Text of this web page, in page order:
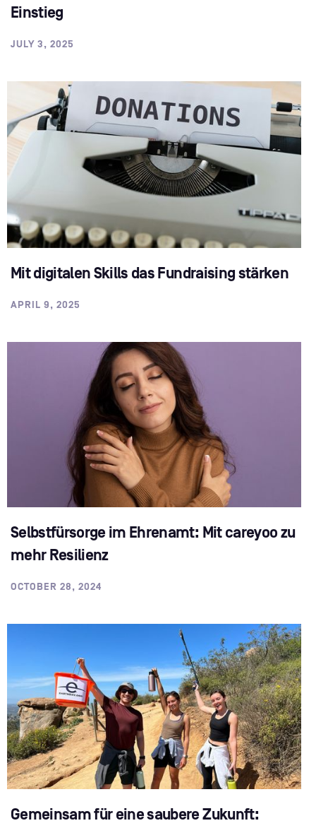
Einstieg
JULY 3, 2025
Mit digitalen Skills das Fundraising stärken
APRIL 9, 2025
Selbstfürsorge im Ehrenamt: Mit careyoo zu
mehr Resilienz
OCTOBER 28, 2024
Gemeinsam für eine saubere Zukunft: